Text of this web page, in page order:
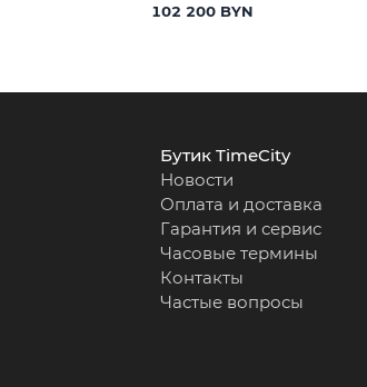
102 200 BYN
Бутик TimeCity
Новости
Оплата и доставка
Гарантия и сервис
Часовые термины
Контакты
Частые вопросы